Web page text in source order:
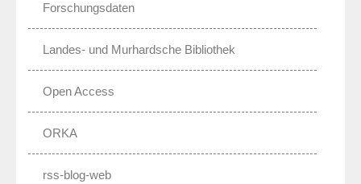
Forschungsdaten
Landes- und Murhardsche Bibliothek
Open Access
ORKA
rss-blog-web